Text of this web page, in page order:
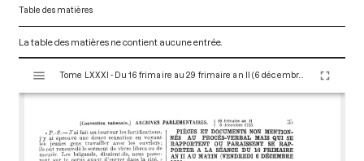
Table des matières
La table des matières ne contient aucune entrée.
s
Tome LXXXI - Du 16 frimaire au 29 frimaire an II (6 décembre au 19 décembre 1793)